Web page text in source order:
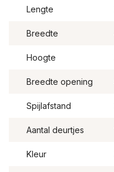
Lengte
Breedte
Hoogte
Breedte opening
Spijlafstand
Aantal deurtjes
Kleur